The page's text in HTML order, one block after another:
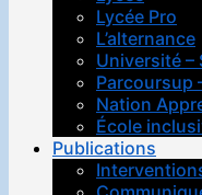
Lycée Pro
L’alternance
Université –
Parcoursup
Nation
École
Publications